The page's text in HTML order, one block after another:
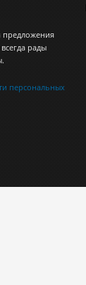
предложения
рады
персональных